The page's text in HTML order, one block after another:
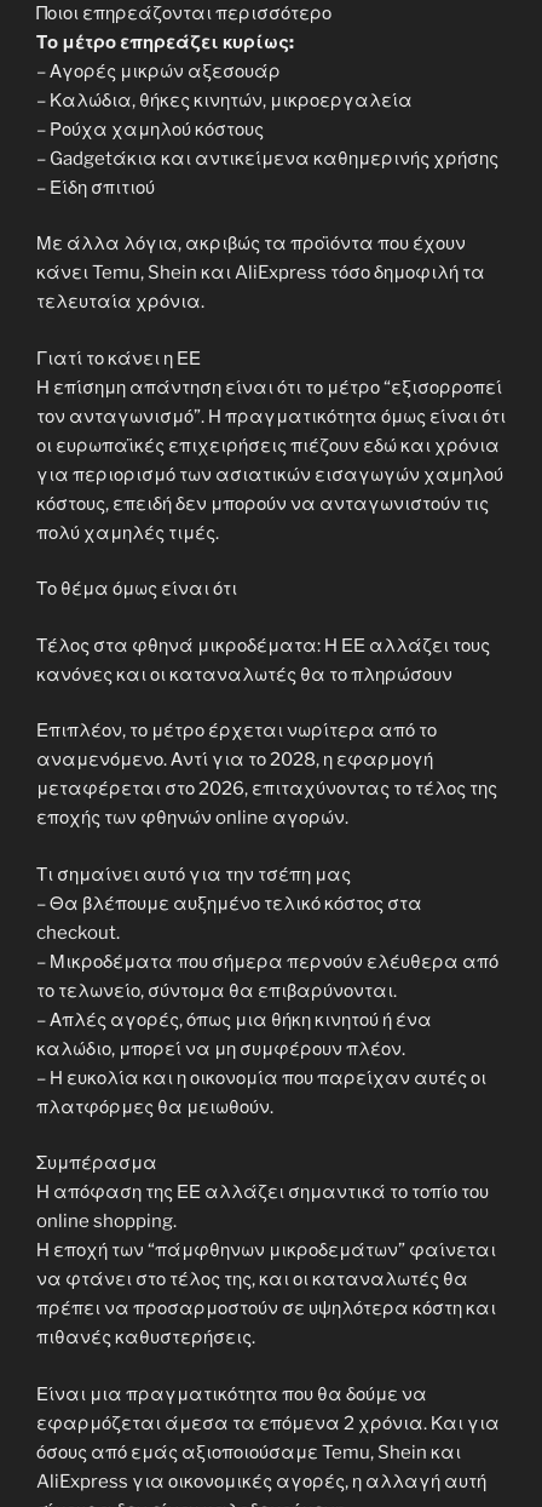
Ποιοι επηρεάζονται περισσότερο
Το μέτρο επηρεάζει κυρίως:
– Αγορές μικρών αξεσουάρ
– Καλώδια, θήκες κινητών, μικροεργαλεία
– Ρούχα χαμηλού κόστους
– Gadgetάκια και αντικείμενα καθημερινής χρήσης
– Είδη σπιτιού
Με άλλα λόγια, ακριβώς τα προϊόντα που έχουν
κάνει Temu, Shein και AliExpress τόσο δημοφιλή τα
τελευταία χρόνια.
Γιατί το κάνει η ΕΕ
Η επίσημη απάντηση είναι ότι το μέτρο “εξισορροπεί
τον ανταγωνισμό”. Η πραγματικότητα όμως είναι ότι
οι ευρωπαϊκές επιχειρήσεις πιέζουν εδώ και χρόνια
για περιορισμό των ασιατικών εισαγωγών χαμηλού
κόστους, επειδή δεν μπορούν να ανταγωνιστούν τις
πολύ χαμηλές τιμές.
Το θέμα όμως είναι ότι
Τέλος στα φθηνά μικροδέματα: Η ΕΕ αλλάζει τους
κανόνες και οι καταναλωτές θα το πληρώσουν
Επιπλέον, το μέτρο έρχεται νωρίτερα από το
αναμενόμενο. Αντί για το 2028, η εφαρμογή
μεταφέρεται στο 2026, επιταχύνοντας το τέλος της
εποχής των φθηνών online αγορών.
Τι σημαίνει αυτό για την τσέπη μας
– Θα βλέπουμε αυξημένο τελικό κόστος στα
checkout.
– Μικροδέματα που σήμερα περνούν ελέυθερα από
το τελωνείο, σύντομα θα επιβαρύνονται.
– Απλές αγορές, όπως μια θήκη κινητού ή ένα
καλώδιο, μπορεί να μη συμφέρουν πλέον.
– Η ευκολία και η οικονομία που παρείχαν αυτές οι
πλατφόρμες θα μειωθούν.
Συμπέρασμα
Η απόφαση της ΕΕ αλλάζει σημαντικά το τοπίο του
online shopping.
Η εποχή των “πάμφθηνων μικροδεμάτων” φαίνεται
να φτάνει στο τέλος της, και οι καταναλωτές θα
πρέπει να προσαρμοστούν σε υψηλότερα κόστη και
πιθανές καθυστερήσεις.
Είναι μια πραγματικότητα που θα δούμε να
εφαρμόζεται άμεσα τα επόμενα 2 χρόνια. Και για
όσους από εμάς αξιοποιούσαμε Temu, Shein και
AliExpress για οικονομικές αγορές, η αλλαγή αυτή